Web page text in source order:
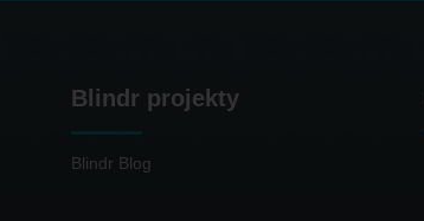
Blindr projekty
Blindr Blog